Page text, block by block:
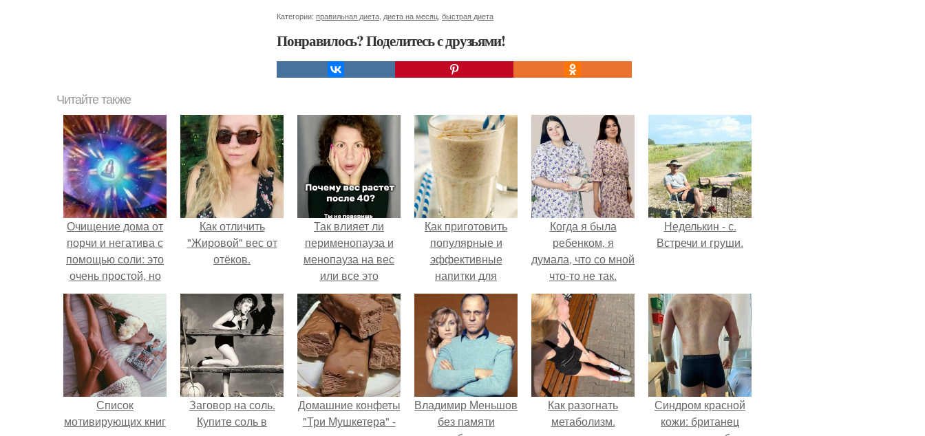
Категории: правильная диета диета на месяц быстрая диета
Понравилось? Поделитесь с друзьями!
Читайте также
Очищение дома от
порчи и негатива с
помощью соли: это
очень простой, но
достаточно
эффективный,
старинный способ
чистки дома.
Как отличить
"Жировой" вес от
отёков.
Так влияет ли
перименопауза и
менопауза на вес
или все это
ерунда?
Как приготовить
популярные и
эффективные
напитки для
похудения!
Когда я была
ребенком, я
думала, что со мной
что-то не так.
Неделькин - с.
Встречи и груши.
Список
мотивирующих книг
Заговор на соль.
Купите соль в
Домашние конфеты
"Три Мушкетера" -
Владимир Меньшов
без памяти
Как разогнать
метаболизм.
Синдром красной
кожи: британец